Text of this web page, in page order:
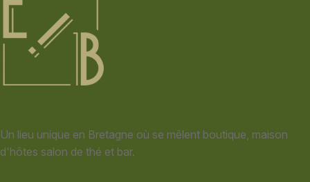
Un lieu unique en Bretagne où se mêlent boutique, maison
d'hôtes salon de thé et bar.